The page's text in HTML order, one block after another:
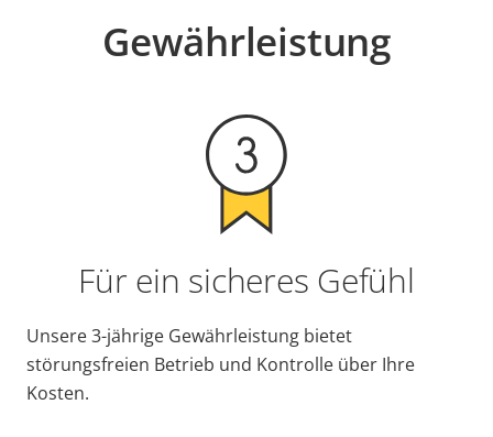
Gewährleistung
Für ein sicheres Gefühl
Unsere 3-jährige Gewährleistung bietet
störungsfreien Betrieb und Kontrolle über Ihre
Kosten.